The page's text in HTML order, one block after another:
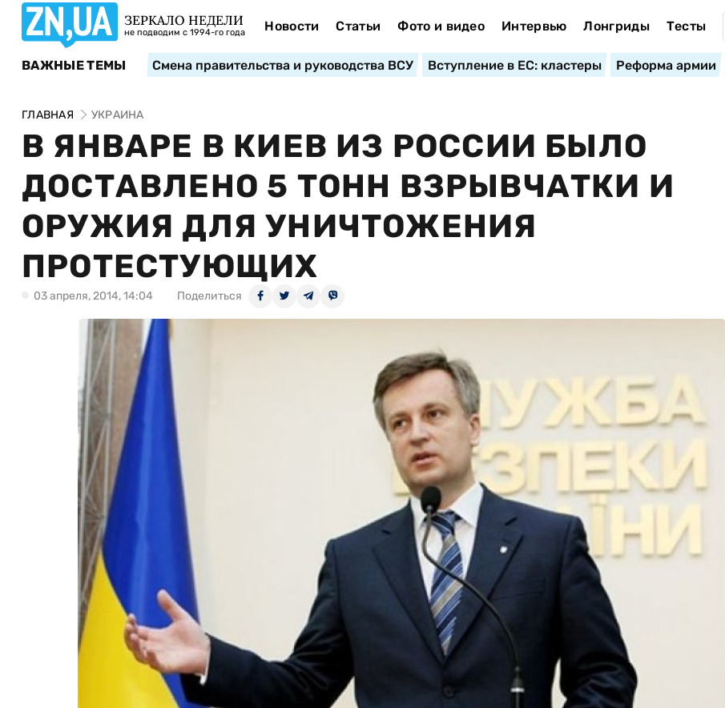
ЗЕРКАЛО НЕДЕЛИ
не подводим с 1994-го года Новости Статьи Фото и видео Интервью Лонгриды Тесты
ВАЖНЫЕ ТЕМЫ Смена правительства и руководства ВСУ Вступление в ЕС: кластеры Реформа армии
ГЛАВНАЯ УКРАИНА
В ЯНВАРЕ В КИЕВ ИЗ РОССИИ БЫЛО
ДОСТАВЛЕНО 5 ТОНН ВЗРЫВЧАТКИ И
ОРУЖИЯ ДЛЯ УНИЧТОЖЕНИЯ
ПРОТЕСТУЮЩИХ
03 апреля, 2014, 14:04 Поделиться